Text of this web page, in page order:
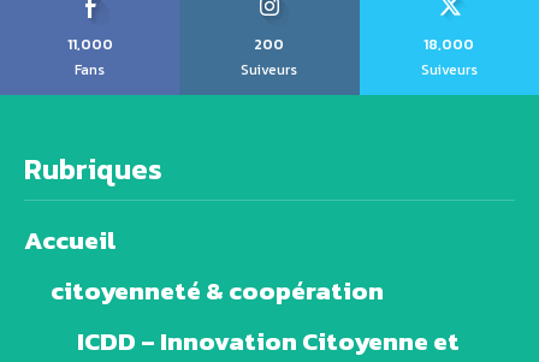
11,000
Fans
200
Suiveurs
18,000
Suiveurs
Rubriques
Accueil
citoyenneté & coopération
ICDD – Innovation Citoyenne et